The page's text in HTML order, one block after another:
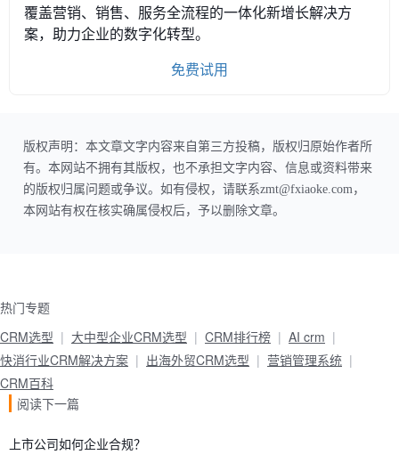
覆盖营销、销售、服务全流程的一体化新增长解决方
案，助力企业的数字化转型。
免费试用
版权声明：本文章文字内容来自第三方投稿，版权归原始作者所
有。本网站不拥有其版权，也不承担文字内容、信息或资料带来
的版权归属问题或争议。如有侵权，请联系zmt@fxiaoke.com，
本网站有权在核实确属侵权后，予以删除文章。
热门专题
CRM选型
大中型企业CRM选型 CRM排行榜
AI crm
快消行业CRM解决方案
出海外贸CRM选型
营销管理系统
CRM百科
阅读下一篇
上市公司如何企业合规？